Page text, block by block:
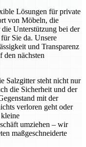
Lösungen für private
von Möbeln, die
Unterstützung bei der
Sie da. Unsere
und Transparenz
den nächsten
Salzgitter steht nicht nur
die Sicherheit und der
mit der
verloren geht oder
umziehen – wir
maßgeschneiderte